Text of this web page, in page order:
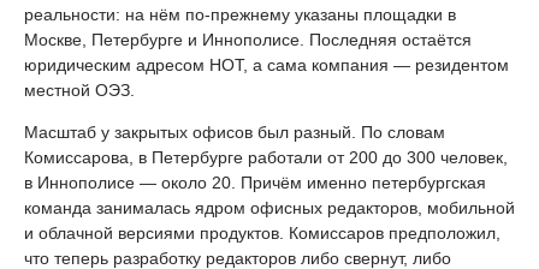
реальности: на нём по-прежнему указаны площадки в
Москве, Петербурге и Иннополисе. Последняя остаётся
юридическим адресом НОТ, а сама компания — резидентом
местной ОЭЗ.
Масштаб у закрытых офисов был разный. По словам
Комиссарова, в Петербурге работали от 200 до 300 человек,
в Иннополисе — около 20. Причём именно петербургская
команда занималась ядром офисных редакторов, мобильной
и облачной версиями продуктов. Комиссаров предположил,
что теперь разработку редакторов либо свернут, либо